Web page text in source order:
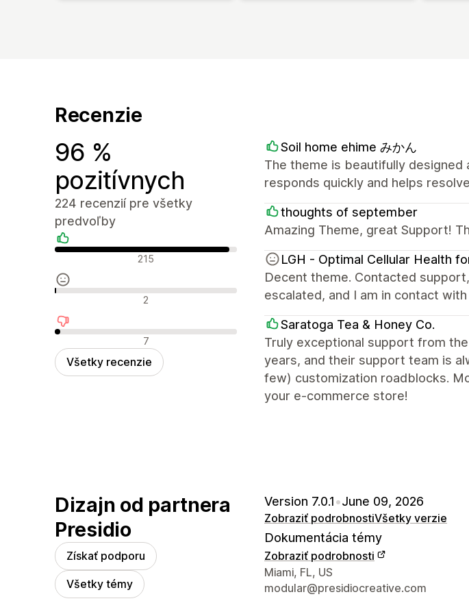
Recenzie
96 %
pozitívnych
224 recenzií pre všetky
predvoľby
Pozitívne recenzie
215
Neutrálne recenzie
2
Negatívne recenzie
7
Všetky recenzie
Soil home ehime みかん
The theme is beautifully
responds quickly and helps
thoughts of september
Amazing Theme, great Support!
LGH - Optimal Cellular Health
Decent theme. Contacted
escalated, and I am in contact
Saratoga Tea & Honey Co.
Truly exceptional support from
years, and their support team is
few) customization roadblocks.
your e-commerce store!
Dizajn od partnera
Presidio
Získať podporu
Všetky témy
Version 7.0.1•June 09, 2026
Zobraziť podrobnostiVšetky verzie
Dokumentácia témy
Zobraziť podrobnosti
Kontaktné údaje vývojára
Miami, FL, US
modular@presidiocreative.com